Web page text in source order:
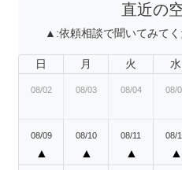
直近の
▲:依頼相談で聞いてみて
日 月 火 水
08/02 08/03 08/04 08/
08/09
▲
08/10
▲
08/11
▲
08/
▲